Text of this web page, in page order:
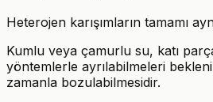
Heterojen karışımların tamamı
Kumlu veya çamurlu su, katı
yöntemlerle ayrılabilmeleri
zamanla bozulabilmesidir.